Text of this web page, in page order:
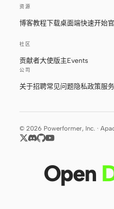
资源
博客教程下载桌面端快速开始
社区
贡献者大使版主Events
公司
关于招聘常见问题隐私政策服
© 2026 Powerformer, Inc. ·
Open